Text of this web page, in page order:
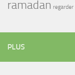
ramadan regarder
PLUS